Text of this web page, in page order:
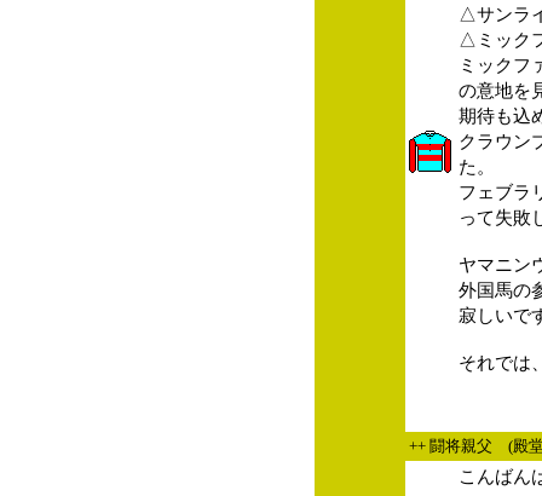
△サンラ
△ミック
ミックフ
の意地を
期待も込
クラウン
た。
フェブラ
って失敗
ヤマニン
外国馬の
寂しいで
それでは
++ 闘将親父 (殿
こんばん